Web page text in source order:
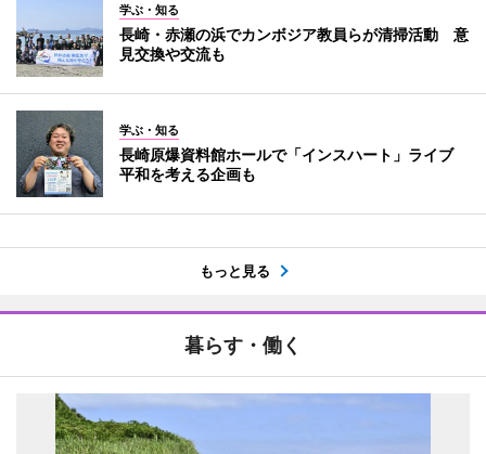
学ぶ・知る
長崎・赤瀬の浜でカンボジア教員らが清掃活動 意
見交換や交流も
学ぶ・知る
長崎原爆資料館ホールで「インスハート」ライブ
平和を考える企画も
もっと見る
暮らす・働く